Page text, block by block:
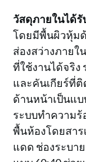
วัสดุภายในได้รั
โดยมีพื้นผิวหุ้ม
ส่องสว่างภายใ
ที่ใช้งานได้จริง
และคันเกียร์ที่
ด้านหน้าเป็นแ
ระบบทำความ
พื้นห้องโดยสาร
แดด ช่องระบา